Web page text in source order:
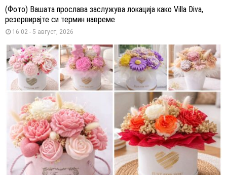
(Фото) Вашата прослава заслужува локација како Villa Diva,
резервирајте си термин навреме
16:02 - 5 август, 2026